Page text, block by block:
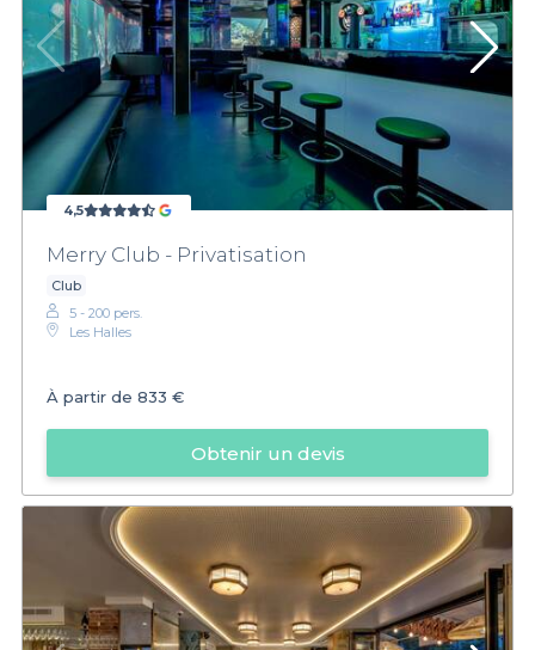
4,5
Merry Club - Privatisation
Club
5 - 200 pers.
Les Halles
À partir de 833 €
Obtenir un devis